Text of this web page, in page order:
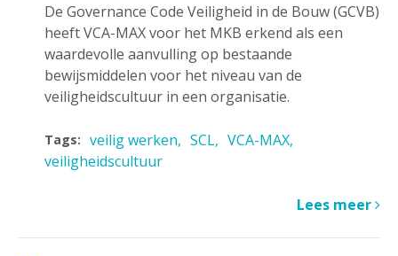
De Governance Code Veiligheid in de Bouw (GCVB)
heeft VCA-MAX voor het MKB erkend als een
waardevolle aanvulling op bestaande
bewijsmiddelen voor het niveau van de
veiligheidscultuur in een organisatie.
Tags: veilig werken SCL
VCA-MAX
veiligheidscultuur
Lees meer